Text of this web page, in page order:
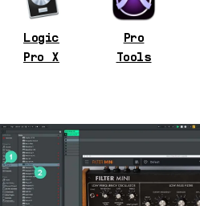
Logic
Pro X
Pro
Tools